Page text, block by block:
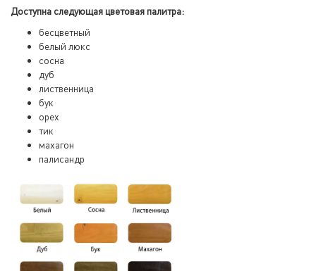
Доступна следующая цветовая палитра:
бесцветный
белый люкс
сосна
дуб
лиственница
бук
орех
тик
махагон
палисандр